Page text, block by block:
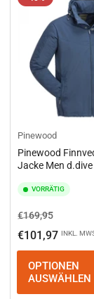
Pinewood
Pinewood
Jacke Men d.dive
VORRÄTIG
Normaler
Preis
€169,95
€101,97 INKL.
OPTIONEN
AUSWÄHLEN